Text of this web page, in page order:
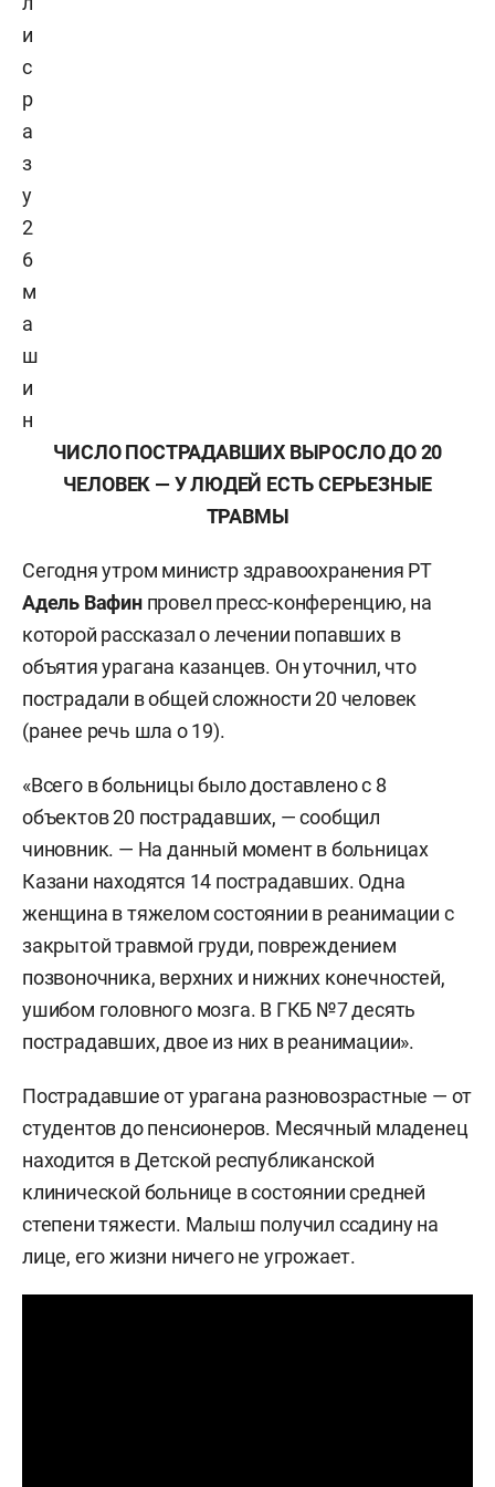
и
с
р
а
з
у
2
6
м
а
ш
и
н
ЧИСЛО ПОСТРАДАВШИХ ВЫРОСЛО ДО 20
ЧЕЛОВЕК — У ЛЮДЕЙ ЕСТЬ СЕРЬЕЗНЫЕ
ТРАВМЫ
Сегодня утром министр здравоохранения РТ
Адель Вафинпровел пресс-конференцию, на
которой рассказал о лечении попавших в
объятия урагана казанцев. Он уточнил, что
пострадали в общей сложности 20 человек
(ранее речь шла о 19).
«Всего в больницы было доставлено с 8
объектов 20 пострадавших, — сообщил
чиновник. — На данный момент в больницах
Казани находятся 14 пострадавших. Одна
женщина в тяжелом состоянии в реанимации с
закрытой травмой груди, повреждением
позвоночника, верхних и нижних конечностей,
ушибом головного мозга. В ГКБ №7 десять
пострадавших, двое из них в реанимации».
Пострадавшие от урагана разновозрастные — от
студентов до пенсионеров. Месячный младенец
находится в Детской республиканской
клинической больнице в состоянии средней
степени тяжести. Малыш получил ссадину на
лице, его жизни ничего не угрожает.